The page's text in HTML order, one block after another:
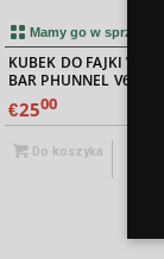
Mamy go w sprzedaży
KUBEK DO FAJKI
BAR PHUNNEL V6
€2500
Do koszyka